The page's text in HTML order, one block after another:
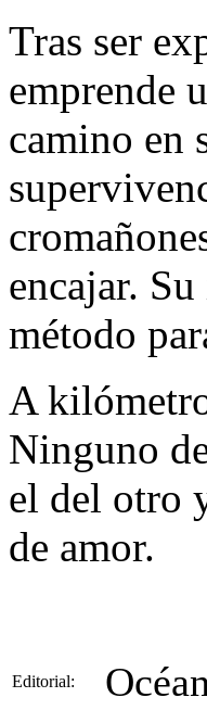
Tras ser
emprende
camino en
encajar.
método
A
Ninguno
el del otro
de amor.
Editorial: